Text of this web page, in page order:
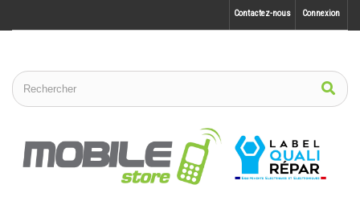
Connexion
Contactez-nous